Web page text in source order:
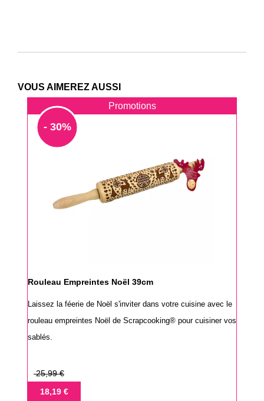
VOUS AIMEREZ AUSSI
Promotions
- 30%
Rouleau Empreintes Noël 39cm
Laissez la féerie de Noël s'inviter dans votre cuisine avec le
rouleau empreintes Noël de Scrapcooking® pour cuisiner vos
sablés.
Prix
25,99 €
Prix18,19 €